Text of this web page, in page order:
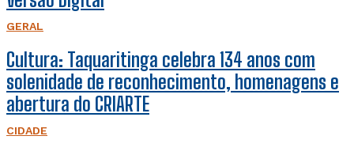
GERAL
Cultura: Taquaritinga celebra 134 anos com
solenidade de reconhecimento, homenagens e
abertura do CRIARTE
CIDADE